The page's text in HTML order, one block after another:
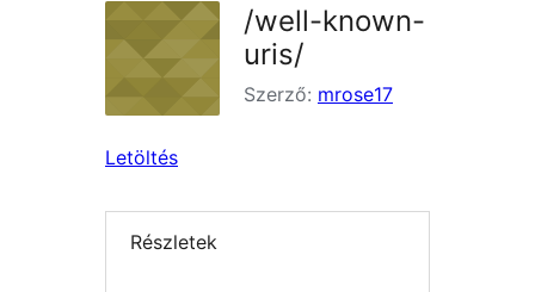
/well-known-
uris/
Szerző: mrose17
Letöltés
Részletek